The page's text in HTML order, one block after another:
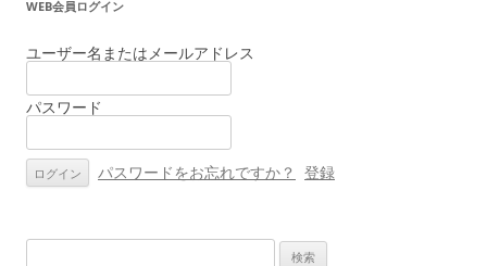
ビ
ゲ
シ
ン
WEB会員ログイン
ユーザー名またはメールアドレス
パスワード
パスワードをお忘れですか？ 登録